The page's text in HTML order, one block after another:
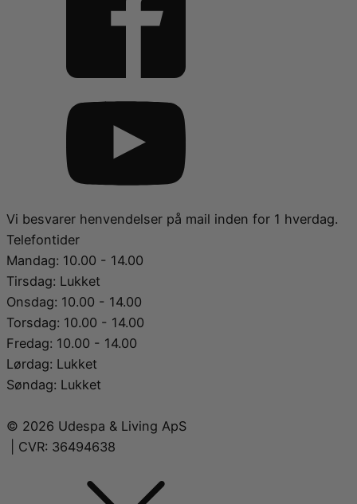
Vi besvarer henvendelser på mail inden for 1 hverdag.
Telefontider
Mandag: 10.00 - 14.00
Tirsdag: Lukket
Onsdag: 10.00 - 14.00
Torsdag: 10.00 - 14.00
Fredag: 10.00 - 14.00
Lørdag: Lukket
Søndag: Lukket
© 2026 Udespa & Living ApS
| CVR: 36494638